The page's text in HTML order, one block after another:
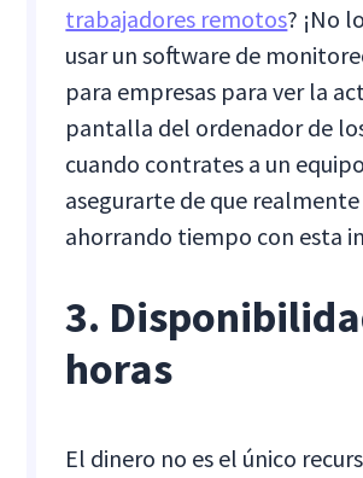
trabajadores remotos? ¡No
usar un software de
para empresas para ver la
pantalla del ordenador de
cuando contrates a un
asegurarte de que
ahorrando tiempo con esta
3.
horas
El dinero no es el único